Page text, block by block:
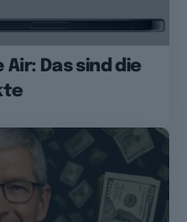
Air: Das sind die